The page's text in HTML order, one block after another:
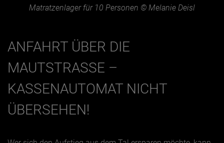
Matratzenlager für 10 Personen © Melanie Deisl
ANFAHRT ÜBER DIE
MAUTSTRASSE – K
ASSENAUTOMAT NICHT Ü
BERSEHEN!